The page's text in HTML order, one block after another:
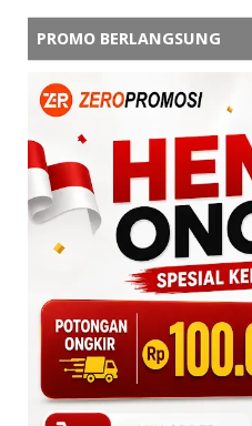
PROMO BERLANGSUNG